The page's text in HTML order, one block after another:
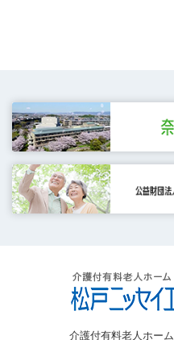
介護付有料老人ホー